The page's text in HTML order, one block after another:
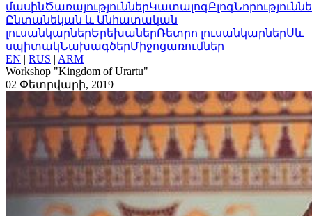
մասինԾառայություններԿատալոգԲլոգ
Ընտանեկան և Անհատական
լուսանկարներԵրեխաներՌետրո լուսանկարներՍև
սպիտակՆախագծերՄիջոցառումներ
EN | RUS | ARM
Workshop "Kingdom of Urartu"
02 Փետրվարի, 2019